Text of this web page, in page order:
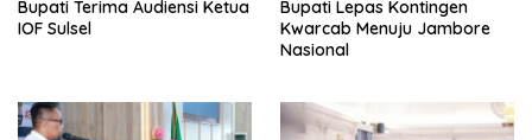
Bupati Terima Audiensi Ketua
IOF Sulsel
Bupati Lepas Kontingen
Kwarcab Menuju Jambore
Nasional